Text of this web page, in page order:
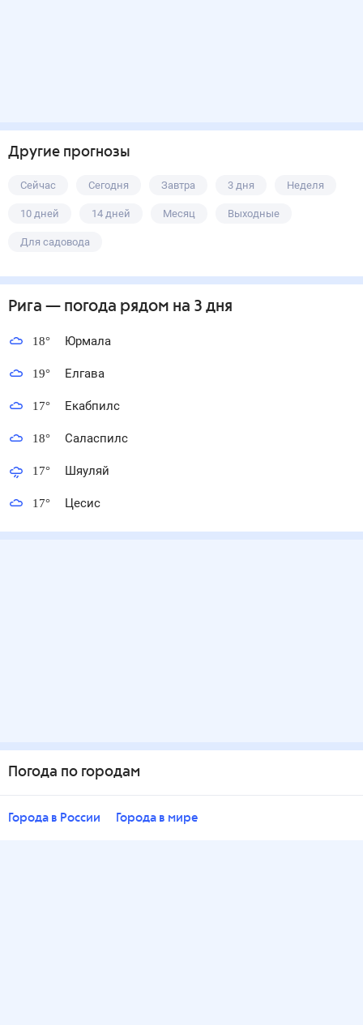
Другие прогнозы
Сейчас Сегодня Завтра 3 дня Неделя
10 дней 14 дней Месяц Выходные
Для садовода
Рига — погода рядом на 3 дня
18° Юрмала
19° Елгава
17° Екабпилс
18° Саласпилс
17° Шяуляй
17° Цесис
Погода по городам
Города в России Города в мире